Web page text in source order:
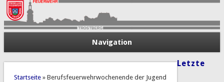
Navigation
Sie sind hier
Startseite» Berufsfeuerwehrwochenende der Jugend
Letzte